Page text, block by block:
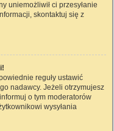
uniemożliwił ci przesyłanie
skontaktuj się z
reguły ustawić
nadawcy. Jeżeli otrzymujesz
o tym moderatorów
wysyłania